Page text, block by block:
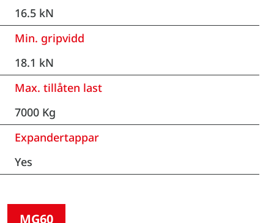
16.5 kN
Min. gripvidd
18.1 kN
Max. tillåten last
7000 Kg
Expandertappar
Yes
MG60